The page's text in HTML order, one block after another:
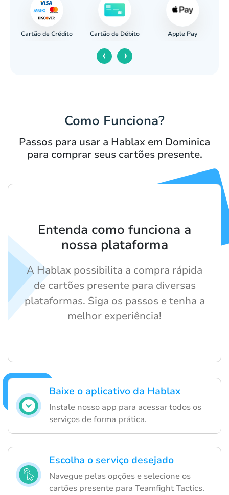
Cartão de Crédito Cartão de Débito Apple Pay
‹ ›
Como Funciona?
Passos para usar a Hablax em Dominica
para comprar seus cartões presente.
Baixe o aplicativo da Hablax
Instale nosso app para acessar todos os
serviços de forma prática.
Escolha o serviço desejado
Navegue pelas opções e selecione os
cartões presente para Teamfight Tactics.
Entenda como funciona a
nossa plataforma
A Hablax possibilita a compra rápida
de cartões presente para diversas
plataformas. Siga os passos e tenha a
melhor experiência!